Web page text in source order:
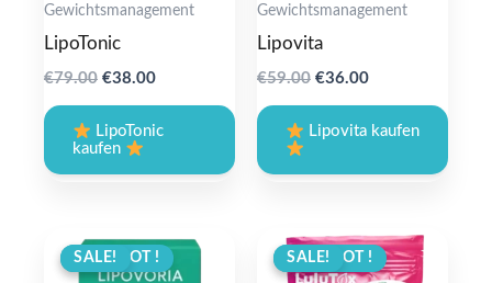
Gewichtsmanagement
LipoTonic
€79.00 Original
€79.00.
€38.00Current
€38.00.
LipoTonic
kaufen
Gewichtsmanagement
Lipovita
€59.00 Original
€59.00.
€36.00Current
€36.00.
Lipovita kaufen
ANGEBOT !
SALE! ANGEBOT !
SALE!